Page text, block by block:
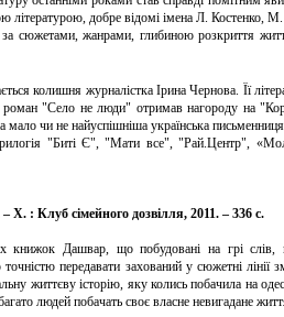
літературою, добре відомі імена Л. Костенко,
сюжетами, жанрами, глибиною розкриття
колишня журналістка Ірина Чернова. Її
роман "Село не люди" отримав нагороду на
чи не найуспішніша українська письменниця.
"Биті Є", "Мати все", "Рай.Центр",
: Клуб сімейного дозвілля, 2011. – 336 с.
Дашвар, що побудовані на грі слів,
передавати захований у сюжетні лінії
життєву історію, яку колись побачила на
людей побачать своє власне невигадане